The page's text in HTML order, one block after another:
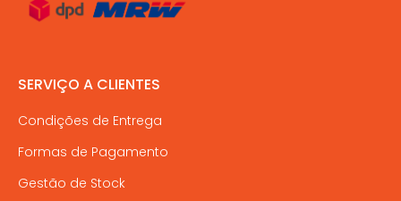
SERVIÇO A CLIENTES
Condições de Entrega
Formas de Pagamento
Gestão de Stock